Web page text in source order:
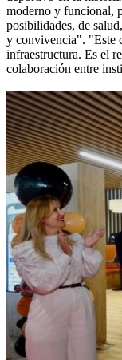
moderno y funcional,
posibilidades, de
y convivencia". "Este
infraestructura. Es el
colaboración entre